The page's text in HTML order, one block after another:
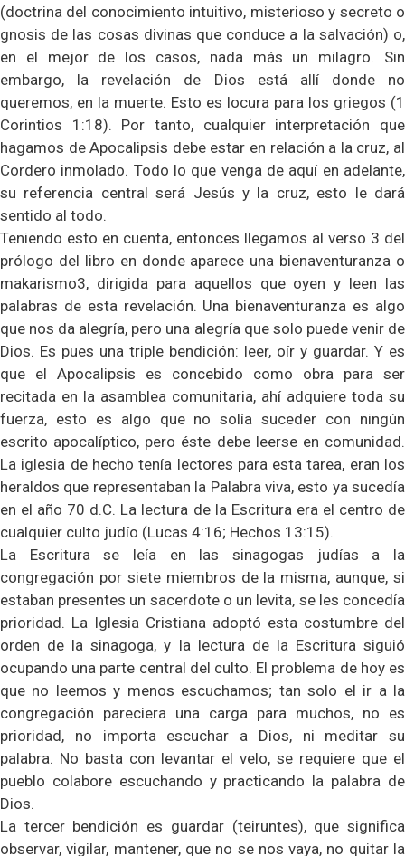
(doctrina del conocimiento intuitivo, misterioso y secreto o
gnosis de las cosas divinas que conduce a la salvación) o,
en el mejor de los casos, nada más un milagro. Sin
embargo, la revelación de Dios está allí donde no
queremos, en la muerte. Esto es locura para los griegos (1
Corintios 1:18). Por tanto, cualquier interpretación que
hagamos de Apocalipsis debe estar en relación a la cruz, al
Cordero inmolado. Todo lo que venga de aquí en adelante,
su referencia central será Jesús y la cruz, esto le dará
sentido al todo.
Teniendo esto en cuenta, entonces llegamos al verso 3 del
prólogo del libro en donde aparece una bienaventuranza o
makarismo3, dirigida para aquellos que oyen y leen las
palabras de esta revelación. Una bienaventuranza es algo
que nos da alegría, pero una alegría que solo puede venir de
Dios. Es pues una triple bendición: leer, oír y guardar. Y es
que el Apocalipsis es concebido como obra para ser
recitada en la asamblea comunitaria, ahí adquiere toda su
fuerza, esto es algo que no solía suceder con ningún
escrito apocalíptico, pero éste debe leerse en comunidad.
La iglesia de hecho tenía lectores para esta tarea, eran los
heraldos que representaban la Palabra viva, esto ya sucedía
en el año 70 d.C. La lectura de la Escritura era el centro de
cualquier culto judío (Lucas 4:16; Hechos 13:15).
La Escritura se leía en las sinagogas judías a la
congregación por siete miembros de la misma, aunque, si
estaban presentes un sacerdote o un levita, se les concedía
prioridad. La Iglesia Cristiana adoptó esta costumbre del
orden de la sinagoga, y la lectura de la Escritura siguió
ocupando una parte central del culto. El problema de hoy es
que no leemos y menos escuchamos; tan solo el ir a la
congregación pareciera una carga para muchos, no es
prioridad, no importa escuchar a Dios, ni meditar su
palabra. No basta con levantar el velo, se requiere que el
pueblo colabore escuchando y practicando la palabra de
Dios.
La tercer bendición es guardar (teiruntes), que significa
observar, vigilar, mantener, que no se nos vaya, no quitar la